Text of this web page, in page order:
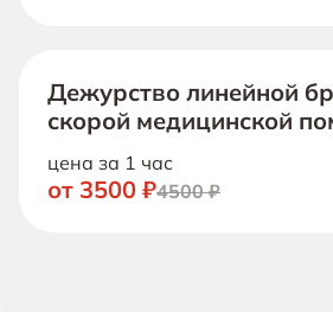
Дежурство линейной
скорой медицинской
цена за 1 час
от 3500 ₽4500 ₽